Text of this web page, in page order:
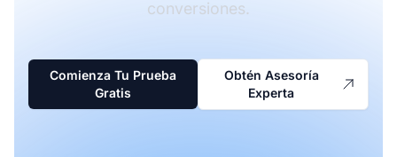
conversiones.
Comienza Tu Prueba
Gratis
Obtén Asesoría
Experta